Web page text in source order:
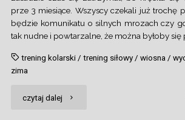
prze 3 miesiące. Wszyscy czekali już trochę
będzie komunikatu o silnych mrozach czy
tak nudne i powtarzalne, że można byłoby
trening kolarski/ trening siłowy/ wiosna /
zima
czytaj dalej "Wiosenne